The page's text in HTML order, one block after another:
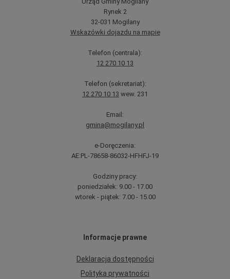
Rynek 2
32-031 Mogilany
Wskazówki dojazdu na mapie
Telefon (centrala):
12 270 10 13
Telefon (sekretariat):
12 270 10 13 wew. 231
Email:
gmina@mogilany.pl
e-Doręczenia:
AE:PL-78658-86032-HFHFJ-19
Godziny pracy:
poniedziałek: 9.00 - 17.00
wtorek - piątek: 7.00 - 15.00
Informacje prawne
Deklaracja dostępności
Polityka prywatności